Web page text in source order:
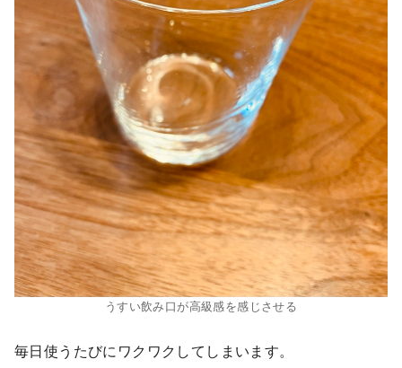
うすい飲み口が高級感を感じさせる
毎日使うたびにワクワクしてしまいます。